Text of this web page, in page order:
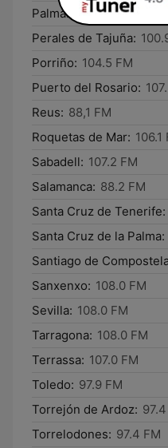
Palma:
99.1 FM
Perales de Tajuña:
Porriño: 104.5 FM
Puerto del Rosario:
Reus: 88,1 FM
Roquetas de Mar: 106.1
Sabadell: 107.2 FM
Salamanca: 88.2 FM
Santa Cruz de Tenerife:
Santa Cruz de la Palma:
Santiago de
Sanxenxo: 108.0 FM
Sevilla: 108.0 FM
Tarragona: 108.0 FM
Terrassa: 107.0 FM
Toledo: 97.9 FM
Torrejón de Ardoz:
Torrelodones: 97.4 FM